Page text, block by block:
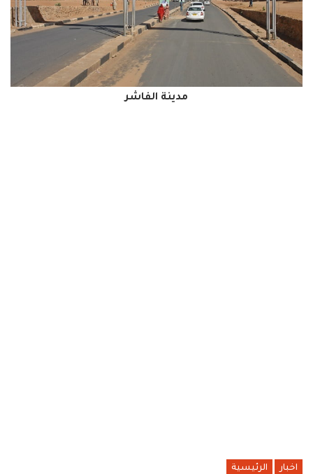
مدينة الفاشر
اخبار الرئيسية